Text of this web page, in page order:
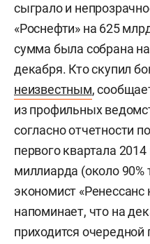
сыграло и
«Роснефти» на 625
сумма была собрана
декабря. Кто скупил
неизвестным,
из профильных
согласно отчетности
первого квартала
миллиарда (около
экономист «Ренессанс
напоминает, что на
приходится